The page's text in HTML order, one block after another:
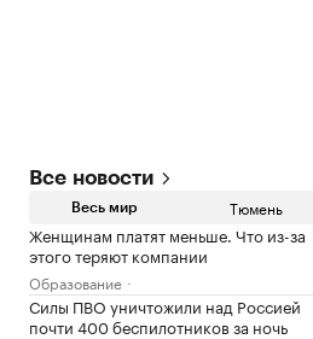
Все новости
Весь мир Тюмень
Женщинам платят меньше. Что из-за
этого теряют компании
Образование
Силы ПВО уничтожили над Россией
почти 400 беспилотников за ночь